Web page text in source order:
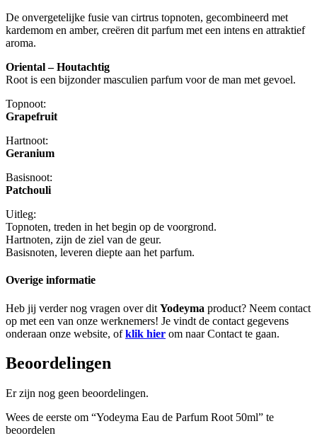
De onvergetelijke fusie van cirtrus topnoten, gecombineerd met
kardemom en amber, creëren dit parfum met een intens en attraktief
aroma.
Oriental – Houtachtig
Root is een bijzonder masculien parfum voor de man met gevoel.
Topnoot:
Grapefruit
Hartnoot:
Geranium
Basisnoot:
Patchouli
Uitleg:
Topnoten, treden in het begin op de voorgrond.
Hartnoten, zijn de ziel van de geur.
Basisnoten, leveren diepte aan het parfum.
Overige informatie
Heb jij verder nog vragen over dit Yodeyma product? Neem contact
op met een van onze werknemers! Je vindt de contact gegevens
onderaan onze website, ofklik hier om naar Contact te gaan.
Beoordelingen
Er zijn nog geen beoordelingen.
Wees de eerste om “Yodeyma Eau de Parfum Root 50ml” te
beoordelen